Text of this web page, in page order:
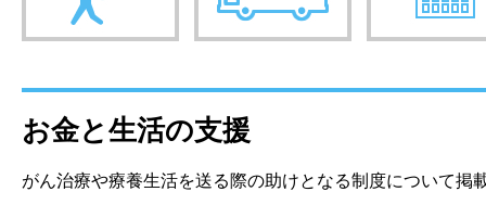
お金と生活の支援
がん治療や療養生活を送る際の助けとなる制度について掲